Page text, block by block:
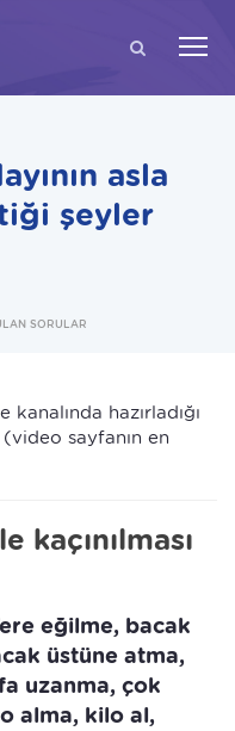
asla
şeyler
SORULAR
kanalında hazırladığı
sayfanın en
kaçınılması
eğilme, bacak
üstüne atma,
uzanma, çok
alma, kilo al,